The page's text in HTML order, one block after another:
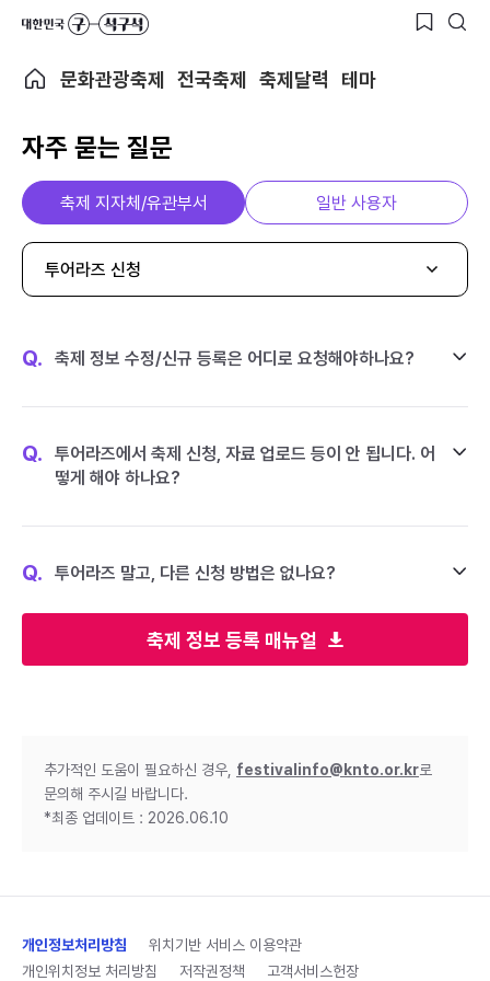
문화관광축제 전국축제 축제달력 테마
자주 묻는 질문
축제 정보 등록 매뉴얼
축제 지자체/유관부서 일반 사용자
투어라즈 신청
Q. 축제 정보 수정/신규 등록은 어디로 요청해야하나요?
Q.
투어라즈에서 축제 신청, 자료 업로드 등이 안 됩니다. 어
떻게 해야 하나요?
Q. 투어라즈 말고, 다른 신청 방법은 없나요?
추가적인 도움이 필요하신 경우, festivalinfo@knto.or.kr로
문의해 주시길 바랍니다.
*최종 업데이트 : 2026.06.10
개인정보처리방침
위치기반 서비스 이용약관
개인위치정보 처리방침
저작권정책 고객서비스헌장